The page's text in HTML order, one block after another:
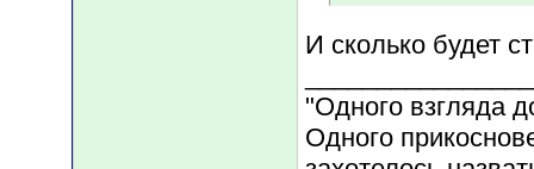
И сколько будет
"Одного взгляда
Одного